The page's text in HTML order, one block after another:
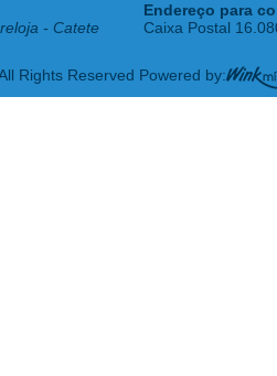
- Catete
Endereço para
Caixa Postal
Rights Reserved Powered by: